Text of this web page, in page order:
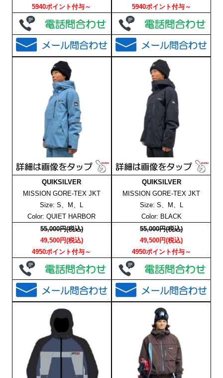
5940ポイント付与～
5940ポイント付与～
QUIKSILVER
MISSION GORE-TEX JKT
Size: S、M、L
Color: QUIET HARBOR
55,000円(税込)
49,500円(税込)
4950ポイント付与～
QUIKSILVER
MISSION GORE-TEX JKT
Size: S、M、L
Color: BLACK
55,000円(税込)
49,500円(税込)
4950ポイント付与～